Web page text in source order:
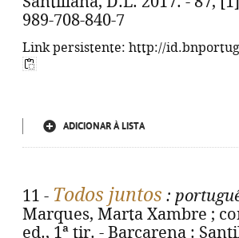
989-708-840-7
Link persistente: http://
ADICIONAR À LISTA
11 - Todos juntos :
Marques, Marta Xambre ;
ed., 1ª tir. - Barcarena :